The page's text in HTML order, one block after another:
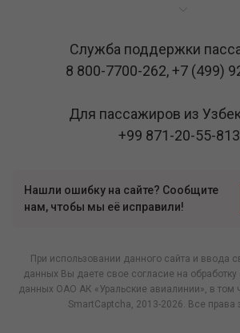
Служба поддержки
8 800-7700-262,+7 (499)
Для пассажиров из
+99 871-20-55-813
Нашли ошибку на сайте? Сообщите
нам, чтобы мы её исправили!
При использовании данного сайта и ввода
данных Вы даете свое согласие на
данных ОАО АК «Уральские авиалинии», в том
SmartCaptcha, 2013-2026. Все